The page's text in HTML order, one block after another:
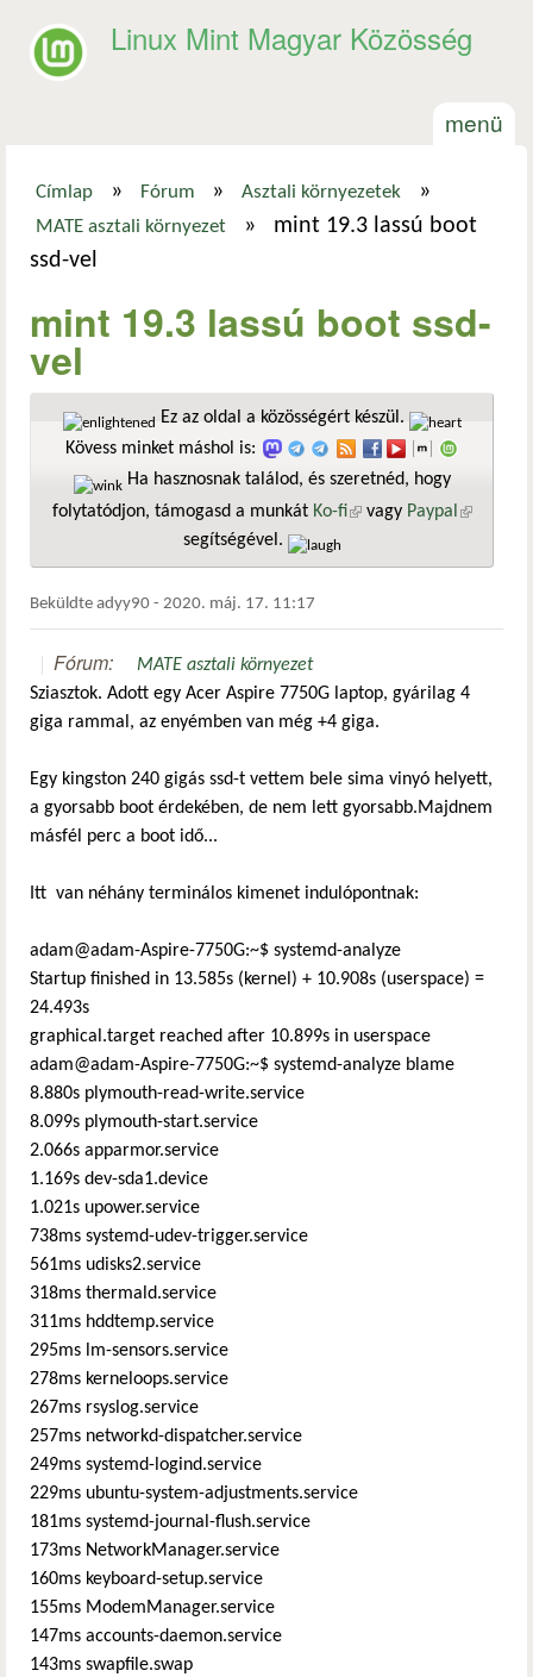
Linux Mint Magyar Közösség
menü
Jelenlegi hely
Címlap » Fórum » Asztali környezetek »
MATE asztali környezet »
mint 19.3 lassú boot
ssd-vel
mint 19.3 lassú boot ssd-
vel
Ez az oldal a közösségért készül.
Kövess minket máshol is:
Ha hasznosnak találod, és szeretnéd, hogy
folytatódjon, támogasd a munkát Ko-fi(külső hivatkozás)
vagy Paypal
segítségével.
Beküldte adyy90 - 2020. máj. 17. 11:17
Fórum:
MATE asztali környezet
Sziasztok. Adott egy Acer Aspire 7750G laptop, gyárilag 4
giga rammal, az enyémben van még +4 giga.
Egy kingston 240 gigás ssd-t vettem bele sima vinyó helyett,
a gyorsabb boot érdekében, de nem lett gyorsabb.Majdnem
másfél perc a boot idő...
Itt van néhány terminálos kimenet indulópontnak:
adam@adam-Aspire-7750G:~$ systemd-analyze
Startup finished in 13.585s (kernel) + 10.908s (userspace) =
24.493s
graphical.target reached after 10.899s in userspace
adam@adam-Aspire-7750G:~$ systemd-analyze blame
8.880s plymouth-read-write.service
8.099s plymouth-start.service
2.066s apparmor.service
1.169s dev-sda1.device
1.021s upower.service
738ms systemd-udev-trigger.service
561ms udisks2.service
318ms thermald.service
311ms hddtemp.service
295ms lm-sensors.service
278ms kerneloops.service
267ms rsyslog.service
257ms networkd-dispatcher.service
249ms systemd-logind.service
229ms ubuntu-system-adjustments.service
181ms systemd-journal-flush.service
173ms NetworkManager.service
160ms keyboard-setup.service
155ms ModemManager.service
147ms accounts-daemon.service
143ms swapfile.swap